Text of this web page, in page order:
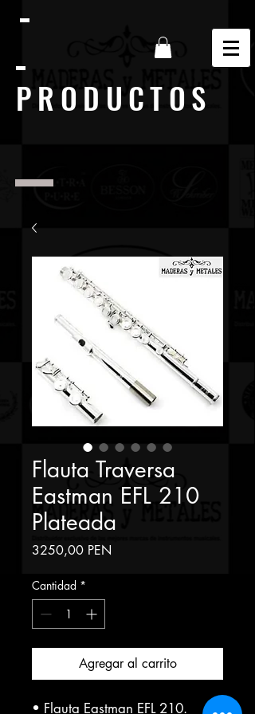
PRODUCTOS
Flauta Traversa
Eastman EFL 210
Plateada
3250,00 PEN
Cantidad *
Agregar al carrito
• Flauta Eastman EFL 210.